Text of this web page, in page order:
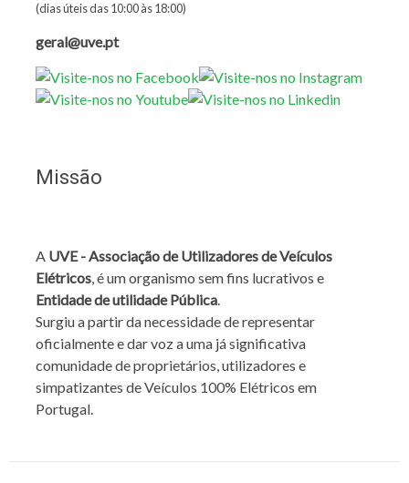
(dias úteis das 10:00 às 18:00)
geral@uve.pt
Missão
A UVE - Associação de Utilizadores de Veículos
Elétricos, é um organismo sem fins lucrativos e
Entidade de utilidade Pública.
Surgiu a partir da necessidade de representar
oficialmente e dar voz a uma já significativa
comunidade de proprietários, utilizadores e
simpatizantes de Veículos 100% Elétricos em
Portugal.